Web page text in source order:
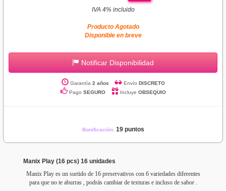
IVA 4% incluido
Producto Agotado
Disponible en breve
Notificar Disponibilidad
Garantía 2 años Envío DISCRETO
Pago SEGURO Incluye OBSEQUIO
Bonificación: 19 puntos
Manix Play (16 pcs) 16 unidades
Manix Play es un surtido de 16 preservativos con 6 variedades diferentes
para que no te aburras , podrás cambiar de texturas e incluso de sabor .